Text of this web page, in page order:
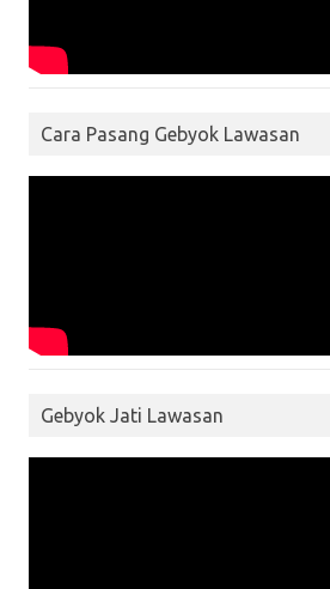
Cara Pasang Gebyok Lawasan
Gebyok Jati Lawasan